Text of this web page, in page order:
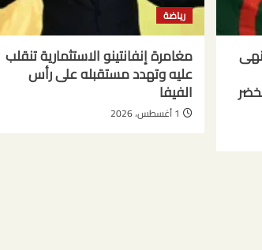
رياضة
مغامرة إنفانتينو الاستثمارية تنقلب
عليه وتهدد مستقبله على رأس
الفيفا
1 أغسطس، 2026